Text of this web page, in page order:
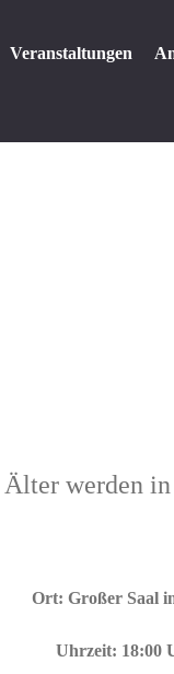
Veranstaltungen
werden
Ort: Großer Saal
Uhrzeit: 18:00